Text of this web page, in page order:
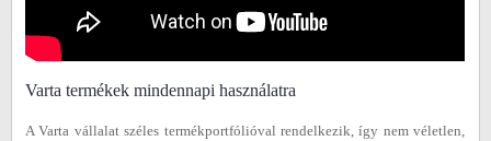
Varta termékek mindennapi használatra
A Varta vállalat széles termékportfólióval rendelkezik, így nem véletlen,